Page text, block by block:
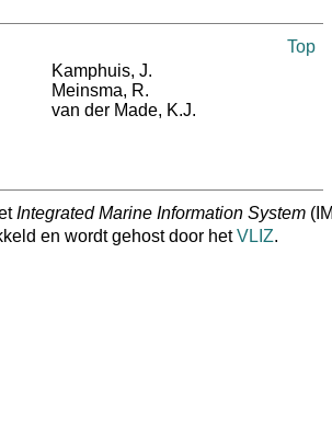
Top
Kamphuis, J.
Meinsma, R.
van der Made, K.J.
Integrated Marine Information System
en wordt gehost door hetVLIZ.